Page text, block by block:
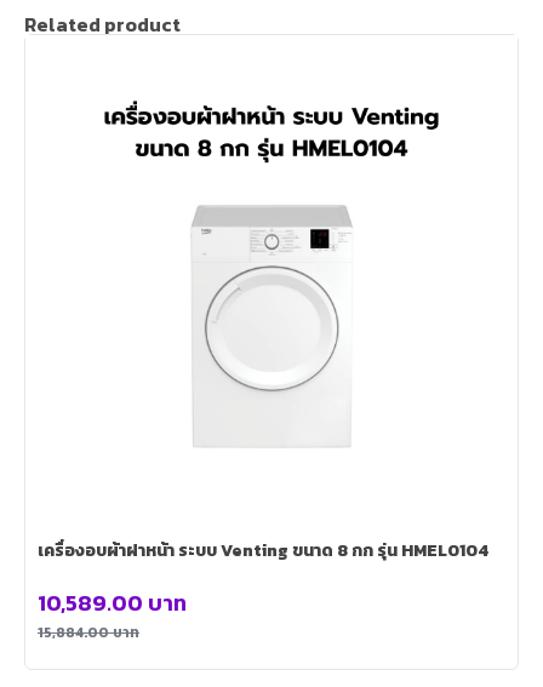
Related product
เครื่องอบผ้าฝาหน้า ระบบ Venting ขนาด 8 กก รุ่น HMEL0104
15,884.00บาท
10,589.00 บาท